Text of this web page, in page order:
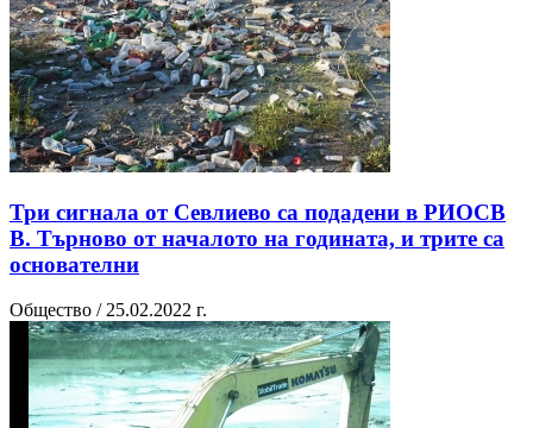
Три сигнала от Севлиево са подадени в РИОСВ
В. Търново от началото на годината, и трите са
основателни
Общество / 25.02.2022 г.